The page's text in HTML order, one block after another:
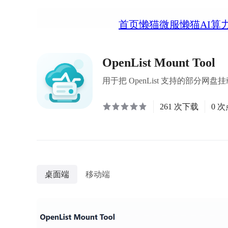
首页懒猫微服懒猫AI算
OpenList Mount Tool
用于把 OpenList 支持的部分网盘
261 次下载 0 次
桌面端 移动端